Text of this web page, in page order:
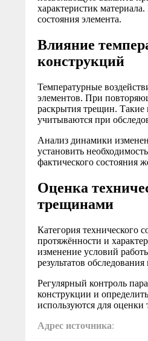
характеристик
состояния элемента.
Влияние
конструкций
Температурные
элементов. При
раскрытия трещин. Такие
учитываются при
Анализ динамики
установить
фактического состояния
Оценка
трещинами
Категория технического
протяжённости и
изменение условий
результатов
Регулярный контроль
конструкции и
используются для оценки
Адрес источника: